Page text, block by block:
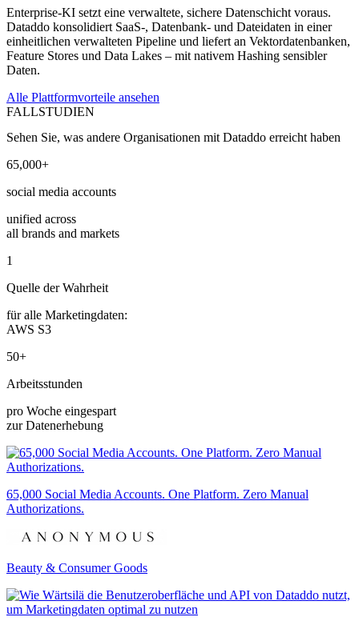
Enterprise-KI setzt eine verwaltete, sichere Datenschicht voraus.
Dataddo konsolidiert SaaS-, Datenbank- und Dateidaten in einer
einheitlichen verwalteten Pipeline und liefert an Vektordatenbanken,
Feature Stores und Data Lakes – mit nativem Hashing sensibler
Daten.
Alle Plattformvorteile ansehen
FALLSTUDIEN
Sehen Sie, was andere Organisationen mit Dataddo erreicht haben
65,000+
social media accounts
unified across
all brands and markets
1
Quelle der Wahrheit
für alle Marketingdaten:
AWS S3
50+
Arbeitsstunden
pro Woche eingespart
zur Datenerhebung
65,000 Social Media Accounts. One Platform. Zero Manual
Authorizations.
Beauty & Consumer Goods